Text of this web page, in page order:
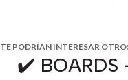
TE PODRÍAN INTERESAR
✔️ BOARDS